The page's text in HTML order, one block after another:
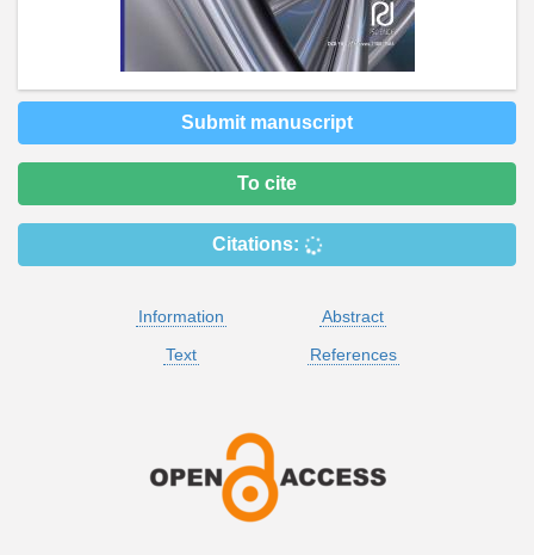
Submit manuscript
To cite
Citations:
Information
Abstract
Text
References